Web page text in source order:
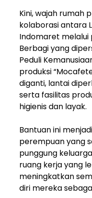
Kini, wajah rumah
kolaborasi antara
Indomaret
Berbagi yang
Peduli
produksi
diganti, lantai
serta fasilitas
higienis dan layak.
Bantuan ini
perempuan yang
punggung
ruang kerja yang
meningkatkan
diri mereka